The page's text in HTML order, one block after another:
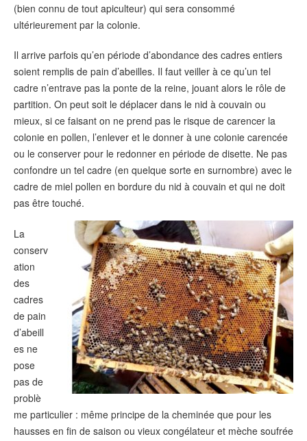
(bien connu de tout apiculteur) qui sera consommé
ultérieurement par la colonie.
Il arrive parfois qu’en période d’abondance des cadres entiers
soient remplis de pain d’abeilles. Il faut veiller à ce qu’un tel
cadre n’entrave pas la ponte de la reine, jouant alors le rôle de
partition. On peut soit le déplacer dans le nid à couvain ou
mieux, si ce faisant on ne prend pas le risque de carencer la
colonie en pollen, l’enlever et le donner à une colonie carencée
ou le conserver pour le redonner en période de disette. Ne pas
confondre un tel cadre (en quelque sorte en surnombre) avec le
cadre de miel pollen en bordure du nid à couvain et qui ne doit
pas être touché.
La
conserv
ation
des
cadres
de pain
d’abeill
es ne
pose
pas de
problè
me particulier : même principe de la cheminée que pour les
hausses en fin de saison ou vieux congélateur et mèche soufrée